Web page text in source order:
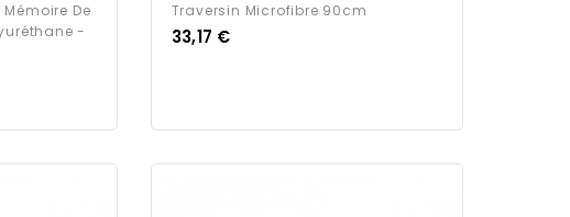
Mémoire De
-
Traversin Microfibre 90cm
Prix
33,17 €